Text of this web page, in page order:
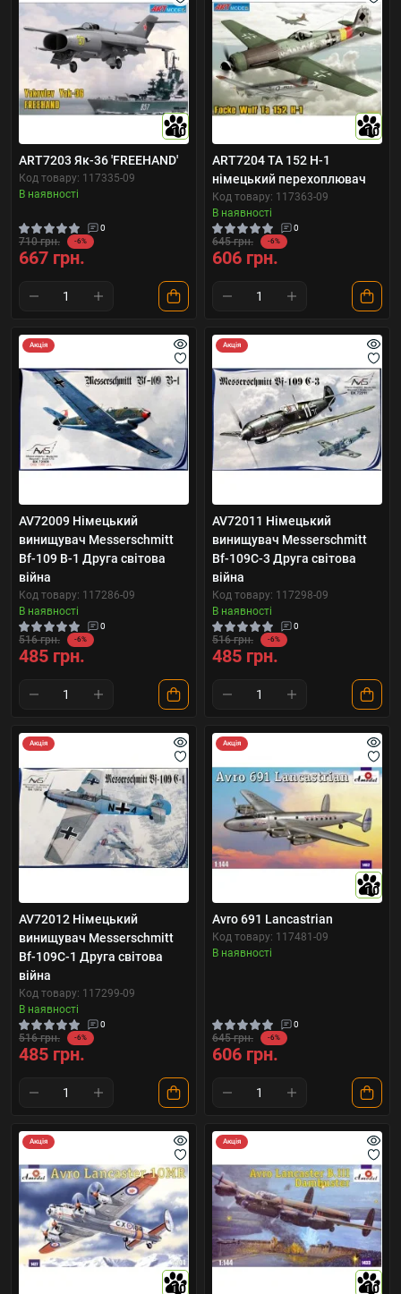
10
ART7203 Як-36 'FREEHAND'
Код товару: 117335-09
В наявності
0
710 грн. -6%
667 грн.
10
ART7204 TA 152 H-1
німецький перехоплювач
Код товару: 117363-09
В наявності
0
645 грн. -6%
606 грн.
Акція
AV72009 Німецький
винищувач Messerschmitt
Bf-109 B-1 Друга світова
війна
Код товару: 117286-09
В наявності
0
516 грн. -6%
485 грн.
Акція
AV72011 Німецький
винищувач Messerschmitt
Bf-109C-3 Друга світова
війна
Код товару: 117298-09
В наявності
0
516 грн. -6%
485 грн.
Акція
AV72012 Німецький
винищувач Messerschmitt
Bf-109C-1 Друга світова
війна
Код товару: 117299-09
В наявності
0
516 грн. -6%
485 грн.
Акція
10
Avro 691 Lancastrian
Код товару: 117481-09
В наявності
0
645 грн. -6%
606 грн.
Акція
10
Акція
10